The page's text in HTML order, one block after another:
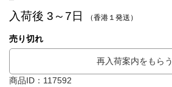
入荷後 3～7日 （香港１発送）
売り切れ
再入荷案内をもらう
商品ID：117592